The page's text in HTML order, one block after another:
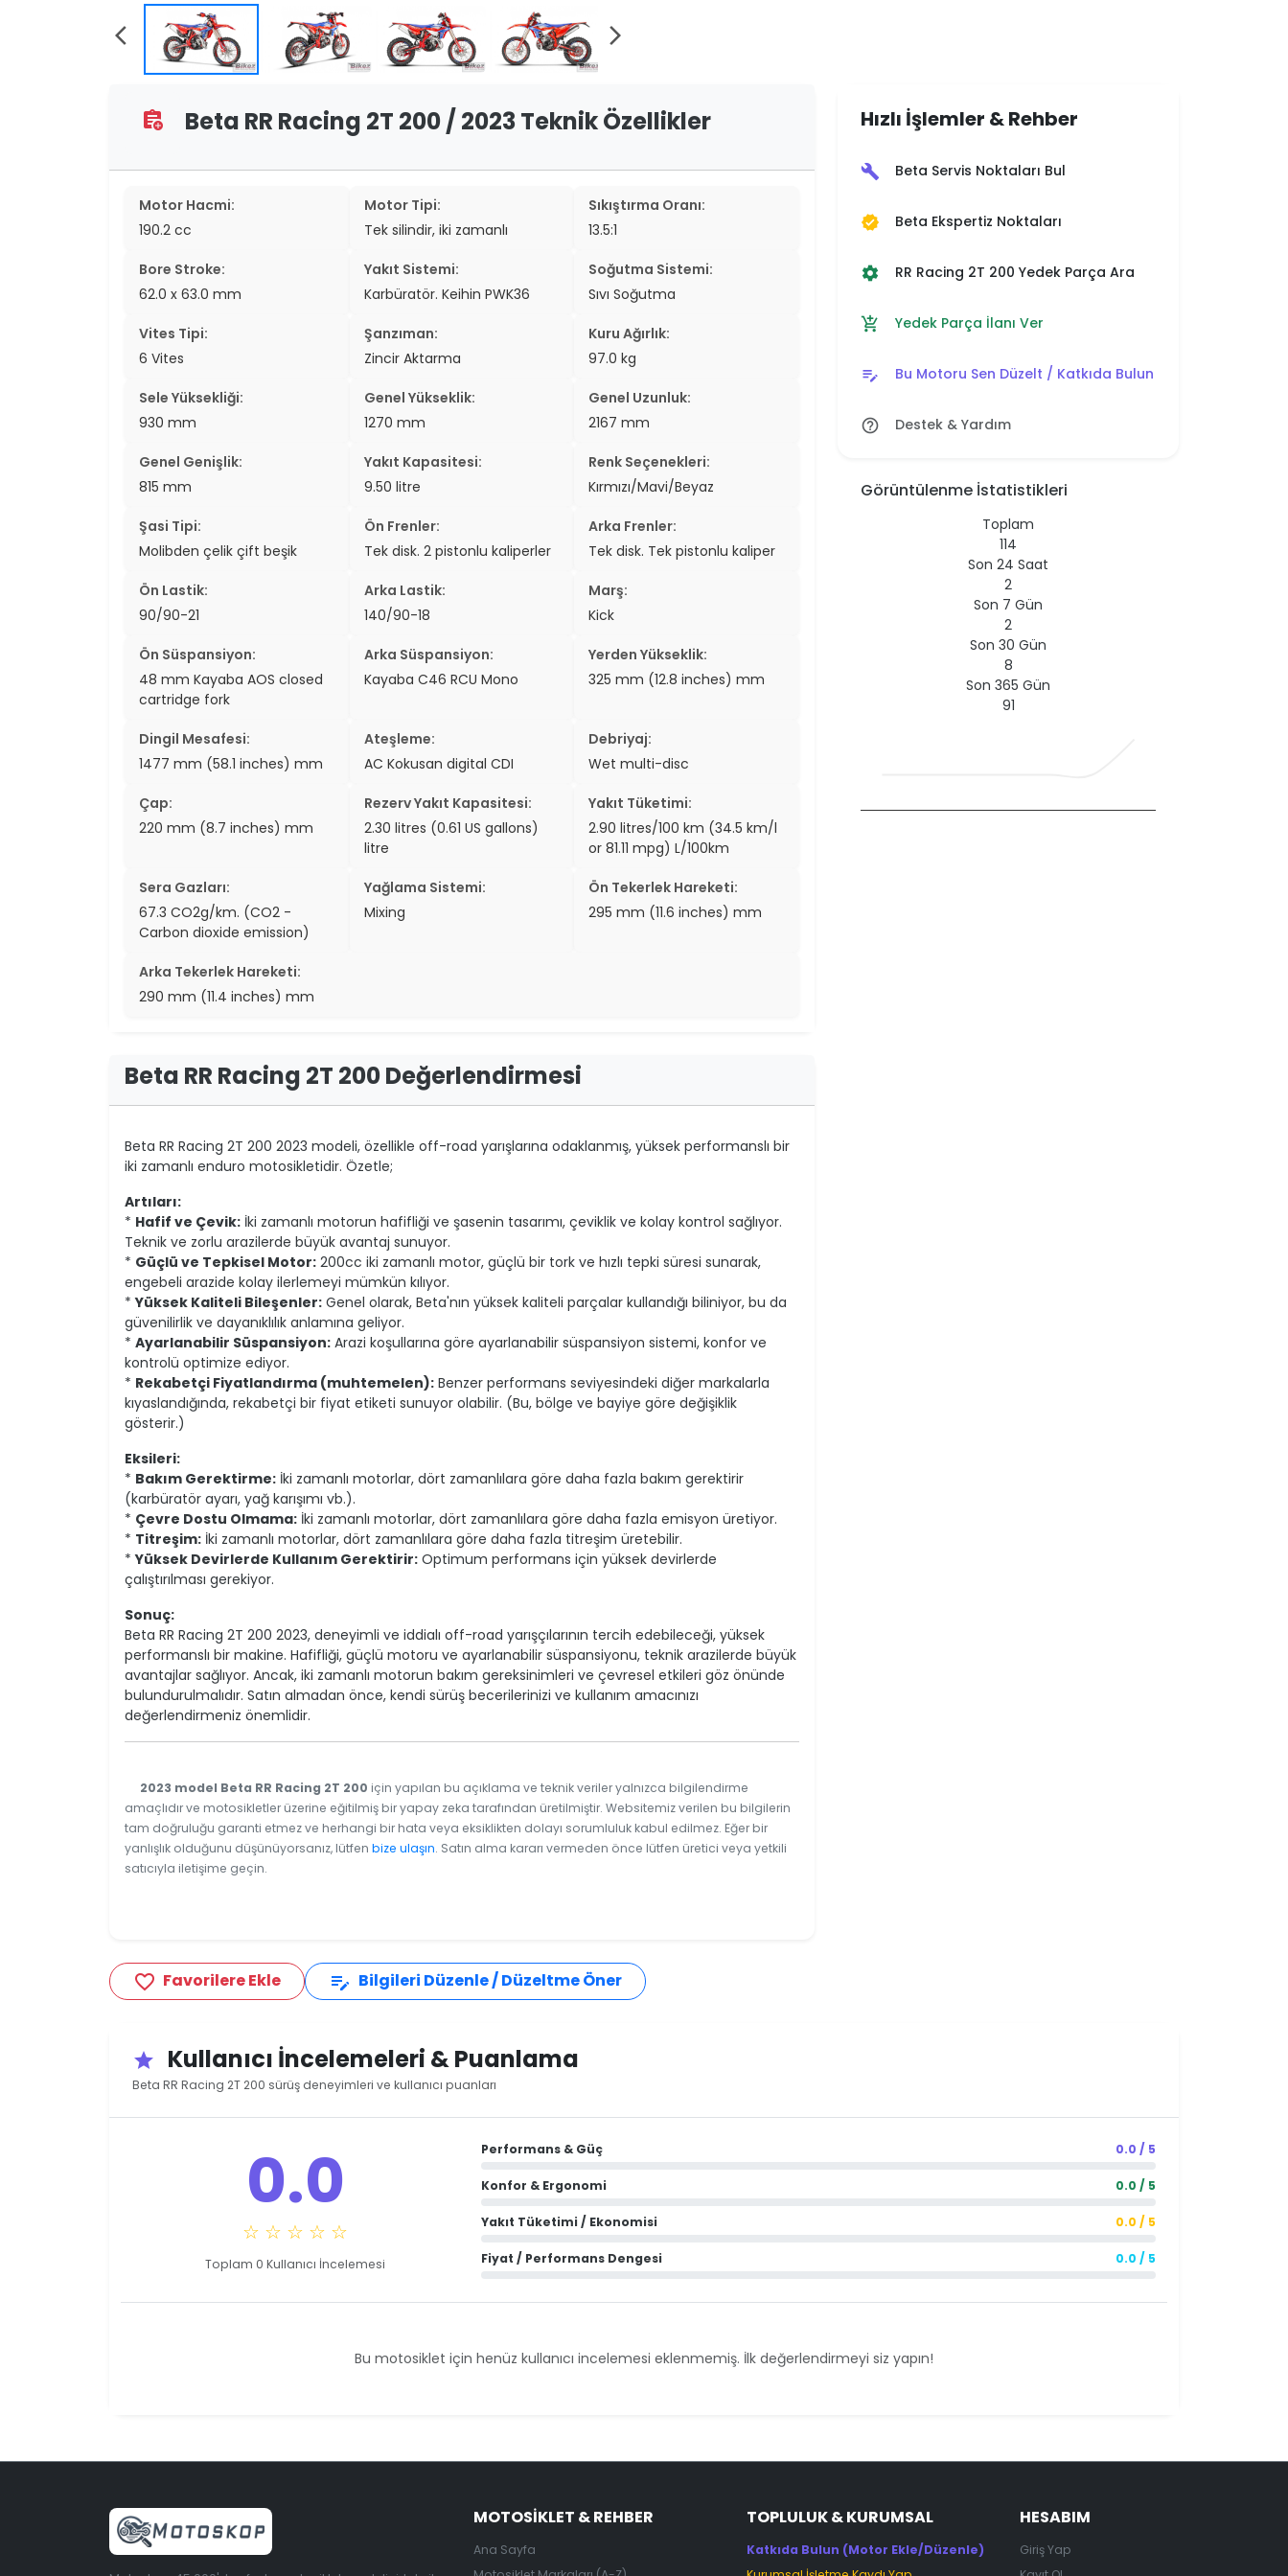
two_wheeler
arrow_back_ios arrow_forward_ios
assignment_add Beta RR Racing 2T 200 / 2023 Teknik Özellikler
Motor Hacmi:
190.2 cc
Motor Tipi:
Tek silindir, iki zamanlı
Sıkıştırma Oranı:
13.5:1
Bore Stroke:
62.0 x 63.0 mm
Yakıt Sistemi:
Karbüratör. Keihin PWK36
Soğutma Sistemi:
Sıvı Soğutma
Vites Tipi:
6 Vites
Şanzıman:
Zincir Aktarma
Kuru Ağırlık:
97.0 kg
Sele Yüksekliği:
930 mm
Genel Yükseklik:
1270 mm
Genel Uzunluk:
2167 mm
Genel Genişlik:
815 mm
Yakıt Kapasitesi:
9.50 litre
Renk Seçenekleri:
Kırmızı/Mavi/Beyaz
Şasi Tipi:
Molibden çelik çift beşik
Ön Frenler:
Tek disk. 2 pistonlu kaliperler
Arka Frenler:
Tek disk. Tek pistonlu kaliper
Ön Lastik:
90/90-21
Arka Lastik:
140/90-18
Marş:
Kick
Ön Süspansiyon:
48 mm Kayaba AOS closed
cartridge fork
Arka Süspansiyon:
Kayaba C46 RCU Mono
Yerden Yükseklik:
325 mm (12.8 inches) mm
Dingil Mesafesi:
1477 mm (58.1 inches) mm
Ateşleme:
AC Kokusan digital CDI
Debriyaj:
Wet multi-disc
Çap:
220 mm (8.7 inches) mm
Rezerv Yakıt Kapasitesi:
2.30 litres (0.61 US gallons)
litre
Yakıt Tüketimi:
2.90 litres/100 km (34.5 km/l
or 81.11 mpg) L/100km
Sera Gazları:
67.3 CO2g/km. (CO2 -
Carbon dioxide emission)
Yağlama Sistemi:
Mixing
Ön Tekerlek Hareketi:
295 mm (11.6 inches) mm
Arka Tekerlek Hareketi:
290 mm (11.4 inches) mm
Beta RR Racing 2T 200 Değerlendirmesi
Beta RR Racing 2T 200 2023 modeli, özellikle off-road yarışlarına odaklanmış, yüksek performanslı bir
iki zamanlı enduro motosikletidir. Özetle;
Artıları:
* Hafif ve Çevik: İki zamanlı motorun hafifliği ve şasenin tasarımı, çeviklik ve kolay kontrol sağlıyor.
Teknik ve zorlu arazilerde büyük avantaj sunuyor.
* Güçlü ve Tepkisel Motor: 200cc iki zamanlı motor, güçlü bir tork ve hızlı tepki süresi sunarak,
engebeli arazide kolay ilerlemeyi mümkün kılıyor.
*Yüksek Kaliteli Bileşenler: Genel olarak, Beta'nın yüksek kaliteli parçalar kullandığı biliniyor, bu da
güvenilirlik ve dayanıklılık anlamına geliyor.
* Ayarlanabilir Süspansiyon: Arazi koşullarına göre ayarlanabilir süspansiyon sistemi, konfor ve
kontrolü optimize ediyor.
* Rekabetçi Fiyatlandırma (muhtemelen): Benzer performans seviyesindeki diğer markalarla
kıyaslandığında, rekabetçi bir fiyat etiketi sunuyor olabilir. (Bu, bölge ve bayiye göre değişiklik
gösterir.)
Eksileri:
* Bakım Gerektirme: İki zamanlı motorlar, dört zamanlılara göre daha fazla bakım gerektirir
(karbüratör ayarı, yağ karışımı vb.).
* Çevre Dostu Olmama: İki zamanlı motorlar, dört zamanlılara göre daha fazla emisyon üretiyor.
* Titreşim: İki zamanlı motorlar, dört zamanlılara göre daha fazla titreşim üretebilir.
*Yüksek Devirlerde Kullanım Gerektirir: Optimum performans için yüksek devirlerde
çalıştırılması gerekiyor.
Sonuç:
Beta RR Racing 2T 200 2023, deneyimli ve iddialı off-road yarışçılarının tercih edebileceği, yüksek
performanslı bir makine. Hafifliği, güçlü motoru ve ayarlanabilir süspansiyonu, teknik arazilerde büyük
avantajlar sağlıyor. Ancak, iki zamanlı motorun bakım gereksinimleri ve çevresel etkileri göz önünde
bulundurulmalıdır. Satın almadan önce, kendi sürüş becerilerinizi ve kullanım amacınızı
değerlendirmeniz önemlidir.
2023 model Beta RR Racing 2T 200 için yapılan bu açıklama ve teknik veriler yalnızca bilgilendirme
amaçlıdır ve motosikletler üzerine eğitilmiş bir yapay zeka tarafından üretilmiştir. Websitemiz verilen bu bilgilerin
tam doğruluğu garanti etmez ve herhangi bir hata veya eksiklikten dolayı sorumluluk kabul edilmez. Eğer bir
yanlışlık olduğunu düşünüyorsanız, lütfen bize ulaşın. Satın alma kararı vermeden önce lütfen üretici veya yetkili
satıcıyla iletişime geçin.
Hızlı İşlemler & Rehber
build Beta Servis Noktaları Bul
verified Beta Ekspertiz Noktaları
settings RR Racing 2T 200 Yedek Parça Ara
add_shopping_cart Yedek Parça İlanı Ver
edit_note Bu Motoru Sen Düzelt / Katkıda Bulun
help_outline Destek & Yardım
Görüntülenme İstatistikleri
Toplam
114
Son 24 Saat
2
Son 7 Gün
2
Son 30 Gün
8
Son 365 Gün
91
favorite_border Favorilere Ekle edit_note Bilgileri Düzenle / Düzeltme Öner
star Kullanıcı İncelemeleri & Puanlama
Beta RR Racing 2T 200 sürüş deneyimleri ve kullanıcı puanları
0.0
☆ ☆ ☆ ☆ ☆
Toplam 0 Kullanıcı İncelemesi
Performans & Güç 0.0 / 5
Konfor & Ergonomi 0.0 / 5
Yakıt Tüketimi / Ekonomisi 0.0 / 5
Fiyat / Performans Dengesi 0.0 / 5
Bu motosiklet için henüz kullanıcı incelemesi eklenmemiş. İlk değerlendirmeyi siz yapın!
MOTOSIKLET & REHBER
Ana Sayfa
TOPLULUK & KURUMSAL
Katkıda Bulun (Motor Ekle/Düzenle)
HESABIM
Giriş Yap